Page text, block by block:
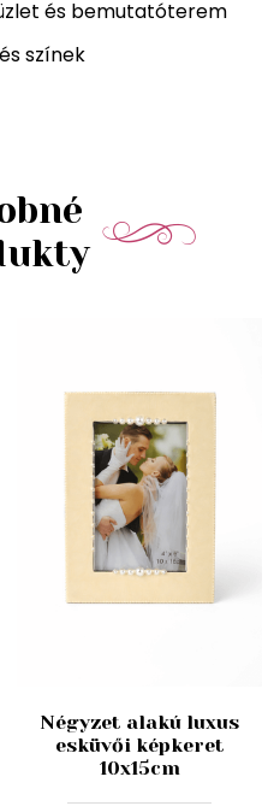
és bemutatóterem
színek
Négyzet alakú luxus
esküvői képkeret
10x15cm